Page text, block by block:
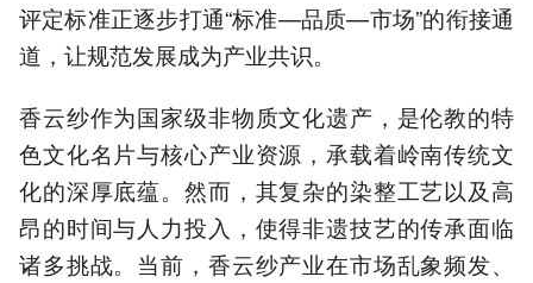
评定标准正逐步打通“标准—品质—市场”的衔接通
道，让规范发展成为产业共识。
香云纱作为国家级非物质文化遗产，是伦教的特
色文化名片与核心产业资源，承载着岭南传统文
化的深厚底蕴。然而，其复杂的染整工艺以及高
昂的时间与人力投入，使得非遗技艺的传承面临
诸多挑战。当前，香云纱产业在市场乱象频发、